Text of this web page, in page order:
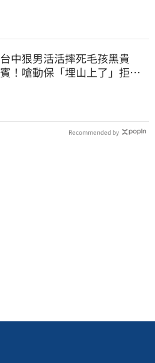
台中狠男活活摔死毛孩黑貴
賓！嗆動保「埋山上了」拒交
Recommended by